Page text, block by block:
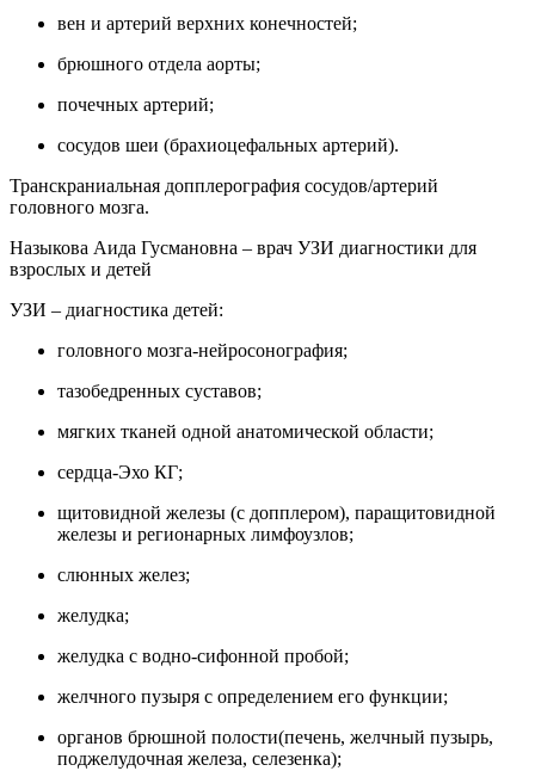
вен и артерий верхних конечностей;
брюшного отдела аорты;
почечных артерий;
сосудов шеи (брахиоцефальных артерий).
Транскраниальная допплерография сосудов/артерий
головного мозга.
Назыкова Аида Гусмановна – врач УЗИ диагностики для
взрослых и детей
УЗИ – диагностика детей:
головного мозга-нейросонография;
тазобедренных суставов;
мягких тканей одной анатомической области;
сердца-Эхо КГ;
щитовидной железы (с допплером), паращитовидной
железы и регионарных лимфоузлов;
слюнных желез;
желудка;
желудка с водно-сифонной пробой;
желчного пузыря с определением его функции;
органов брюшной полости(печень, желчный пузырь,
поджелудочная железа, селезенка);